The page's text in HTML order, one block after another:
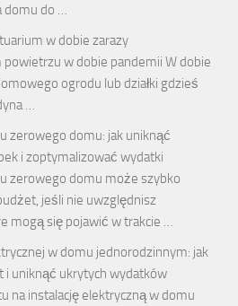
domu do …
w dobie zarazy
powietrzu w dobie pandemii W dobie
ogrodu lub działki gdzieś
…
zerowego domu: jak uniknąć
i zoptymalizować wydatki
zerowego domu może szybko
jeśli nie uwzględnisz
mogą się pojawić w trakcie …
w domu jednorodzinnym: jak
i uniknąć ukrytych wydatków
na instalację elektryczną w domu